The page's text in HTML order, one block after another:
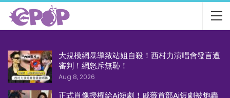
大規模網暴導致站姐自殺！西村力演唱會發言遭
審判！網怒斥無恥！
Aug 8, 2026
正式肖像授權給Ai短劇！戚薇首部Ai短劇被炮轟